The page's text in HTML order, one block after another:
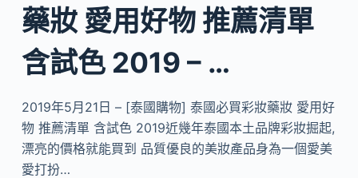
藥妝 愛用好物 推薦清單
含試色 2019 – …
2019年5月21日 – [泰國購物] 泰國必買彩妝藥妝 愛用好
物 推薦清單 含試色 2019近幾年泰國本土品牌彩妝掘起,
漂亮的價格就能買到 品質優良的美妝產品身為一個愛美
愛打扮…